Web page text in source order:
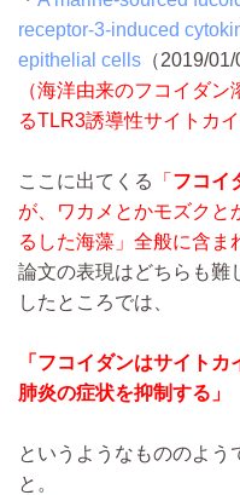
receptor-3-induced
epithelial cells （2019/01/
（海洋由来のフコイダ
るTLR3誘導性サイトカ
ここに出てくる 「 フコイ
が、ワカメとかモズクと
るした海藻」全般に含ま
論文の表現はどちらも難
したところでは、
「フコイダンはサイトカ
肺炎の症状を抑制する」
というようなもののよう
と。